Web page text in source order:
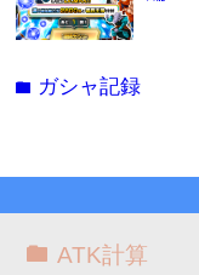
folder ガシャ記録
ATK計算